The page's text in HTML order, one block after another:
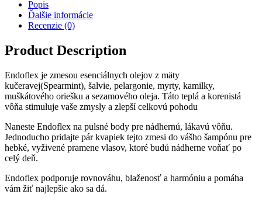
Popis
Ďalšie informácie
Recenzie (0)
Product Description
Endoflex je zmesou esenciálnych olejov z mäty
kučeravej(Spearmint), šalvie, pelargonie, myrty, kamilky,
muškátového oriešku a sezamového oleja. Táto teplá a korenistá
vôňa stimuluje vaše zmysly a zlepší celkovú pohodu
Naneste Endoflex na pulsné body pre nádhernú, lákavú vôňu.
Jednoducho pridajte pár kvapiek tejto zmesi do vášho šampónu pre
hebké, vyživené pramene vlasov, ktoré budú nádherne voňať po
celý deň.
Endoflex podporuje rovnováhu, blaženosť a harmóniu a pomáha
vám žiť najlepšie ako sa dá.